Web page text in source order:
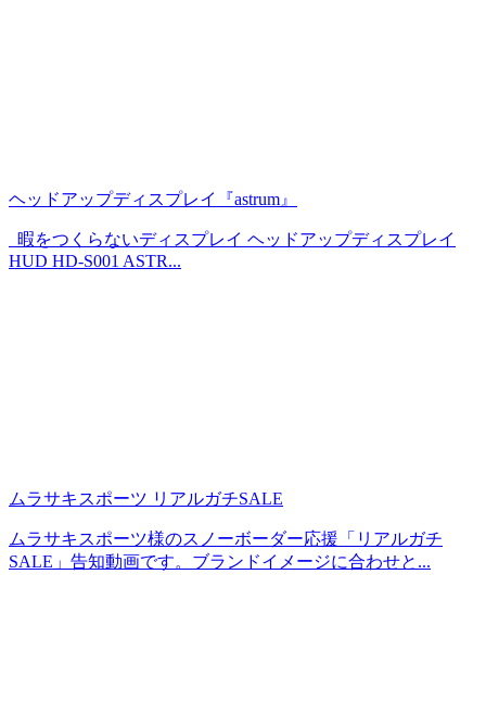
ヘッドアップディスプレイ『astrum』
暇をつくらないディスプレイ ヘッドアップディスプレイ
HUD HD-S001 ASTR...
ムラサキスポーツ リアルガチSALE
ムラサキスポーツ様のスノーボーダー応援「リアルガチ
SALE」告知動画です。ブランドイメージに合わせと...